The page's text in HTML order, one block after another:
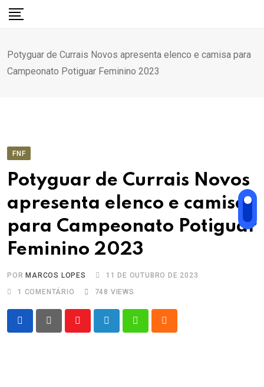
para
conteúdo
Potyguar de Currais Novos apresenta elenco e camisa para
Campeonato Potiguar Feminino 2023
FNF
Potyguar de Currais Novos
apresenta elenco e camisa
para Campeonato Potiguar
Feminino 2023
POR MARCOS LOPES
11 DE OUTUBRO DE 2023
1
COMENTÁRIO 748 VIEWS